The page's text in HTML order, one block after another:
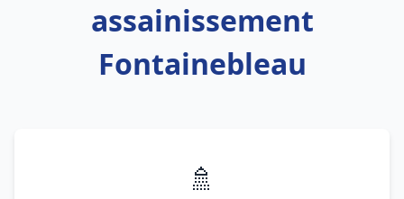
assainissement
Fontainebleau
🚿